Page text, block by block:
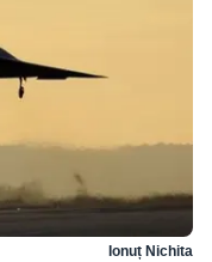
Ionuț Nichita